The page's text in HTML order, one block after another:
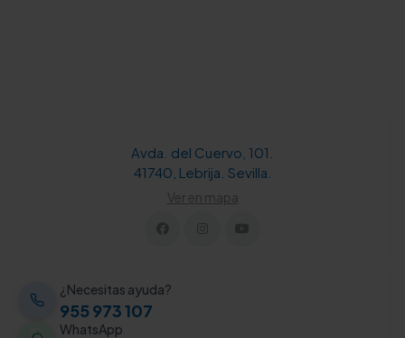
Avda. del Cuervo, 101.
41740, Lebrija. Sevilla.
Ver en mapa
¿Necesitas ayuda?
955 973 107
WhatsApp